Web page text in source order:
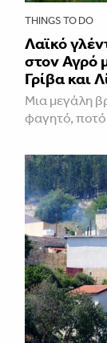
THINGS TO DO
Λαϊκό
στον Αγρό
Γρίβα και
Μια μεγάλη
φαγητό, ποτό